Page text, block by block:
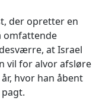
der opretter en
omfattende
at Israel
vil for alvor afsløre
hvor han åbent